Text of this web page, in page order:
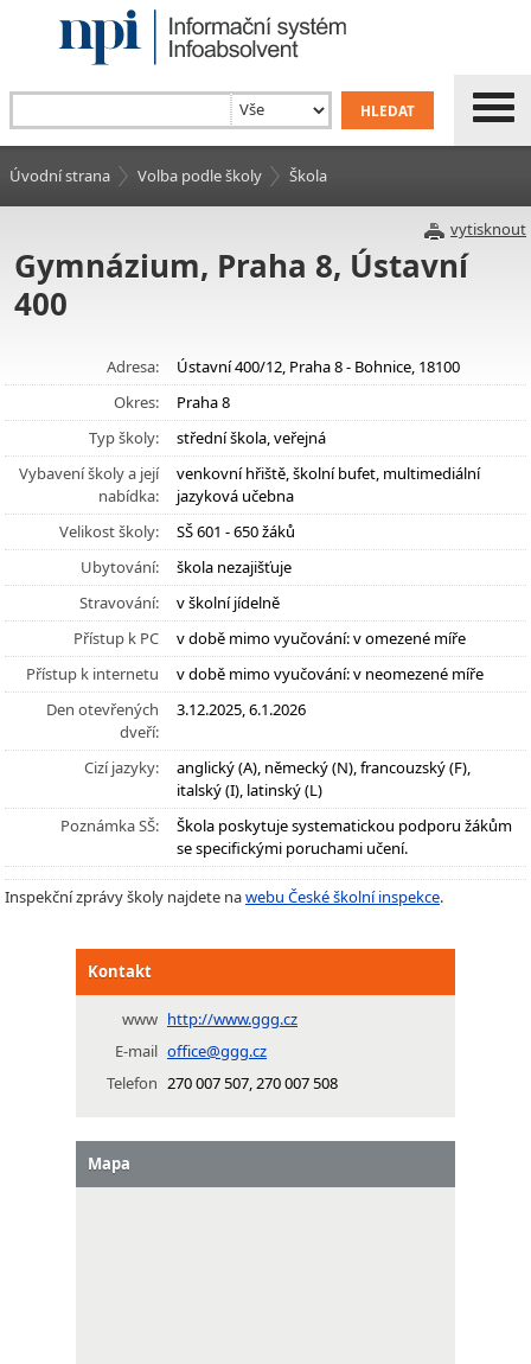
Úvodní strana Volba podle školy Škola
vytisknout
Gymnázium, Praha 8, Ústavní
400
Adresa:
Ústavní 400/12, Praha 8 - Bohnice, 18100
Okres:
Praha 8
Typ školy:
střední škola, veřejná
Vybavení školy a její
nabídka:
venkovní hřiště, školní bufet, multimediální
jazyková učebna
Velikost školy:
SŠ 601 - 650 žáků
Ubytování:
škola nezajišťuje
Stravování:
v školní jídelně
Přístup k PC
v době mimo vyučování: v omezené míře
Přístup k internetu
v době mimo vyučování: v neomezené míře
Den otevřených
dveří:
3.12.2025, 6.1.2026
Cizí jazyky:
anglický (A), německý (N), francouzský (F),
italský (I), latinský (L)
Poznámka SŠ:
Škola poskytuje systematickou podporu žákům
se specifickými poruchami učení.
Inspekční zprávy školy najdete nawebu České školní inspekce.
Kontakt
www http://www.ggg.cz
E-mail office@ggg.cz
Telefon 270 007 507, 270 007 508
Mapa